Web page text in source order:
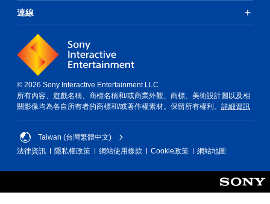
連線
© 2026 Sony Interactive Entertainment LLC
所有內容、遊戲名稱、商標名稱和/或商業外觀、商標、美術設計圖以及相
關影像均為各自所有者的商標和/或著作權素材。保留所有權利。 詳細資訊
Taiwan (台灣繁體中文)
法律資訊
隱私權政策 網站使用條款 Cookie政策 網站地圖